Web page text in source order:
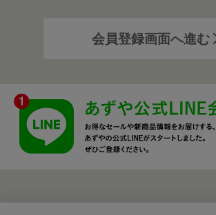
会員登録画面へ進む